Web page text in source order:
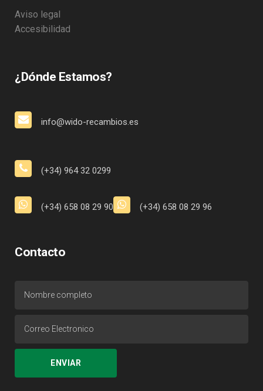
Aviso legal
Accesibilidad
¿Dónde Estamos?
info@wido-recambios.es
(+34) 964 32 0299
(+34) 658 08 29 90 (+34) 658 08 29 96
Contacto